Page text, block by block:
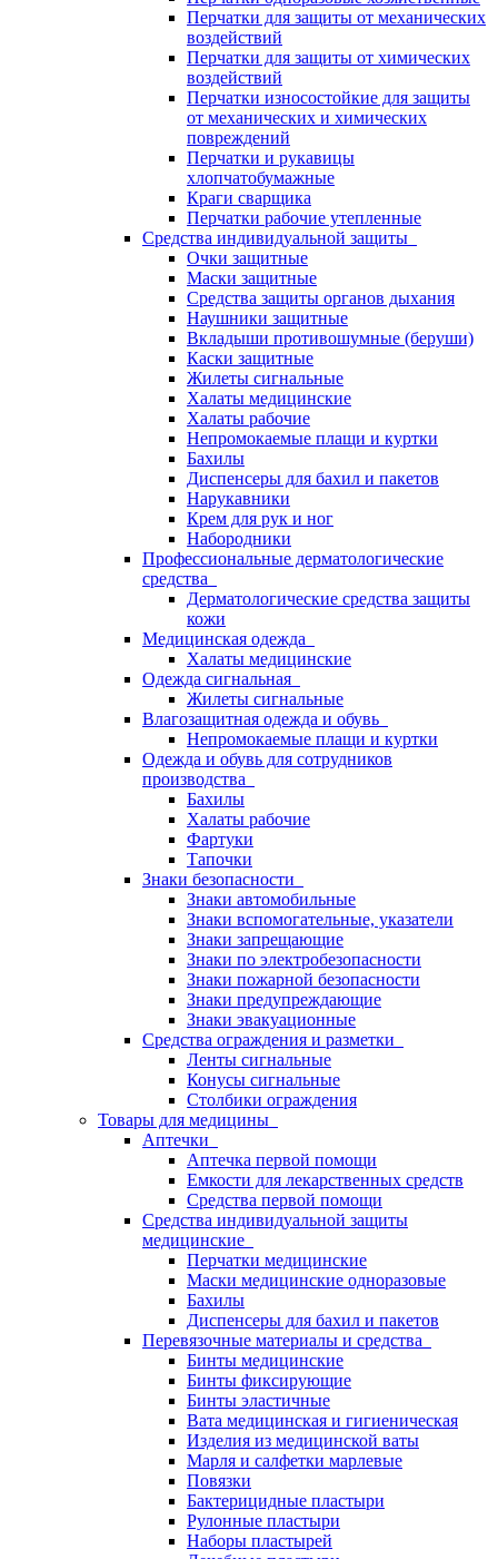
Перчатки для защиты от механических
воздействий
Перчатки для защиты от химических
воздействий
Перчатки износостойкие для защиты
от механических и химических
повреждений
Перчатки и рукавицы
хлопчатобумажные
Краги сварщика
Перчатки рабочие утепленные
Средства индивидуальной защиты
Очки защитные
Маски защитные
Средства защиты органов дыхания
Наушники защитные
Вкладыши противошумные (беруши)
Каски защитные
Жилеты сигнальные
Халаты медицинские
Халаты рабочие
Непромокаемые плащи и куртки
Бахилы
Диспенсеры для бахил и пакетов
Нарукавники
Крем для рук и ног
Набородники
Профессиональные дерматологические
средства
Дерматологические средства защиты
кожи
Медицинская одежда
Халаты медицинские
Одежда сигнальная
Жилеты сигнальные
Влагозащитная одежда и обувь
Непромокаемые плащи и куртки
Одежда и обувь для сотрудников
производства
Бахилы
Халаты рабочие
Фартуки
Тапочки
Знаки безопасности
Знаки автомобильные
Знаки вспомогательные, указатели
Знаки запрещающие
Знаки по электробезопасности
Знаки пожарной безопасности
Знаки предупреждающие
Знаки эвакуационные
Средства ограждения и разметки
Ленты сигнальные
Конусы сигнальные
Столбики ограждения
Товары для медицины
Аптечки
Аптечка первой помощи
Емкости для лекарственных средств
Средства первой помощи
Средства индивидуальной защиты
медицинские
Перчатки медицинские
Маски медицинские одноразовые
Бахилы
Диспенсеры для бахил и пакетов
Перевязочные материалы и средства
Бинты медицинские
Бинты фиксирующие
Бинты эластичные
Вата медицинская и гигиеническая
Изделия из медицинской ваты
Марля и салфетки марлевые
Повязки
Бактерицидные пластыри
Рулонные пластыри
Наборы пластырей